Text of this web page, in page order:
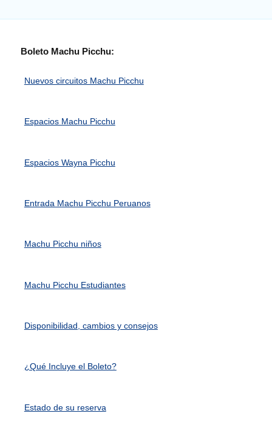
Boleto Machu Picchu:
Nuevos circuitos Machu Picchu
Espacios Machu Picchu
Espacios Wayna Picchu
Entrada Machu Picchu Peruanos
Machu Picchu niños
Machu Picchu Estudiantes
Disponibilidad, cambios y consejos
¿Qué Incluye el Boleto?
Estado de su reserva